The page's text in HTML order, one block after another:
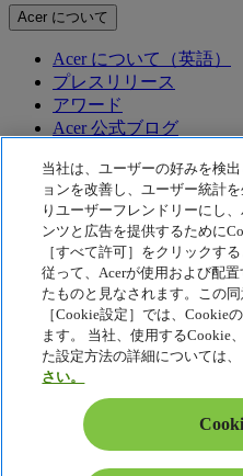
Acer について
Acer について（英語）
プレスリリース
アワード
Acer 公式ブログ
テクノロジー
テクノロジー
Acer テクノロジー
McAfee
Acer Display Widget
プライバシーポリシー
Cookie ポリシー
法的通知
Acer 法的情報
アクセシビリティポリシー
Cookie 設定
日本 - 日本語
当社は、ユーザーの好みを検
ョンを改善し、ユーザー統計
りユーザーフレンドリーにし
ンツと広告を提供するために
［すべて許可］をクリックす
従って、Acerが使用および配
たものと見なされます。この
［Cookie設定］では、Cookie
ます。 当社、使用するCookie
た設定方法の詳細については、
さい。